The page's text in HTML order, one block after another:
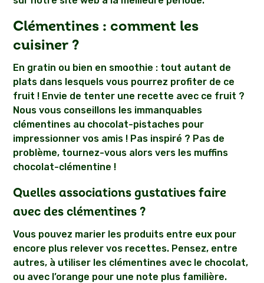
Clémentines : comment les
cuisiner ?
En gratin ou bien en smoothie : tout autant de
plats dans lesquels vous pourrez profiter de ce
fruit ! Envie de tenter une recette avec ce fruit ?
Nous vous conseillons les immanquables
clémentines au chocolat-pistaches pour
impressionner vos amis ! Pas inspiré ? Pas de
problème, tournez-vous alors vers les muffins
chocolat-clémentine !
Quelles associations gustatives faire
avec des clémentines ?
Vous pouvez marier les produits entre eux pour
encore plus relever vos recettes. Pensez, entre
autres, à utiliser les clémentines avec le chocolat,
ou avec l’orange pour une note plus familière.